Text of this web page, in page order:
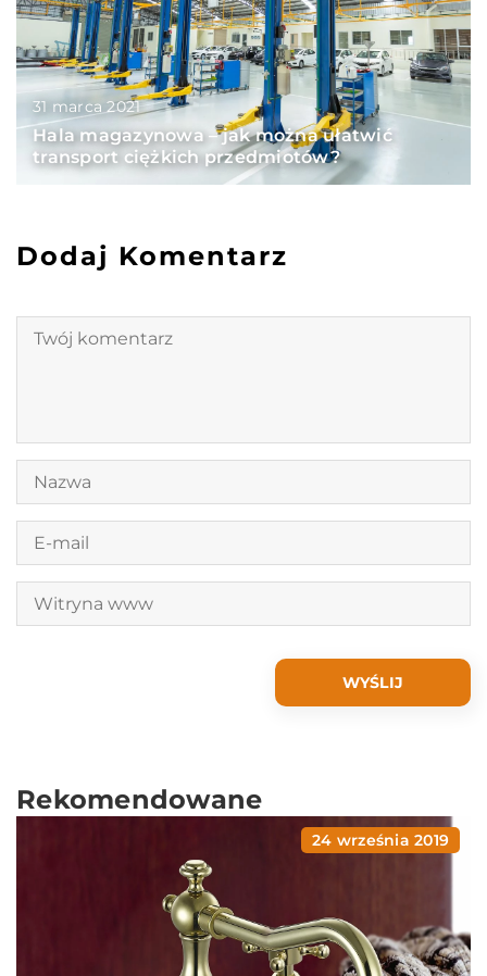
31 marca 2021
Hala magazynowa – jak można ułatwić
transport ciężkich przedmiotów?
Dodaj Komentarz
Rekomendowane
24 września 2019